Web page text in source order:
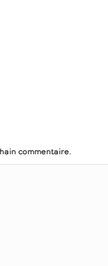
commentaire.